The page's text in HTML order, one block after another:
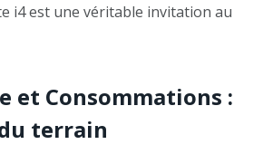
i4 est une véritable invitation au
et Consommations :
terrain